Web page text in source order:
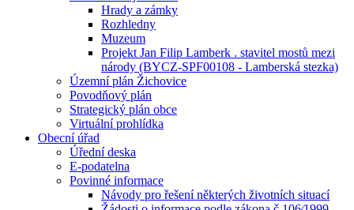
Hrady a zámky
Rozhledny
Muzeum
Projekt Jan Filip Lamberk . stavitel mostů mezi
národy (BYCZ-SPF00108 - Lamberská stezka)
Územní plán Žichovice
Povodňový plán
Strategický plán obce
Virtuální prohlídka
Obecní úřad
Úřední deska
E-podatelna
Povinné informace
Návody pro řešení některých životních situací